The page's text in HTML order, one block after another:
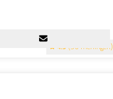
4.5 (56 meningen)